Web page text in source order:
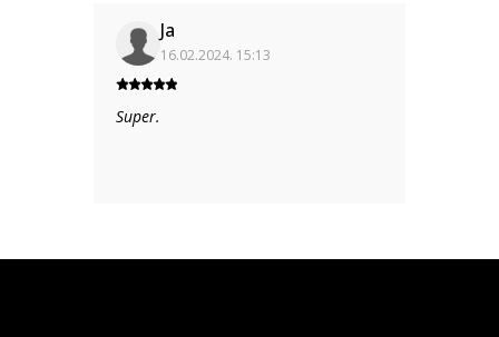
Ja
16.02.2024. 15:13
Super.